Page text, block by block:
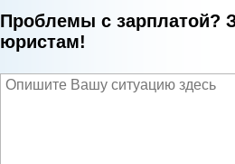
Проблемы с зарплатой?
юристам!